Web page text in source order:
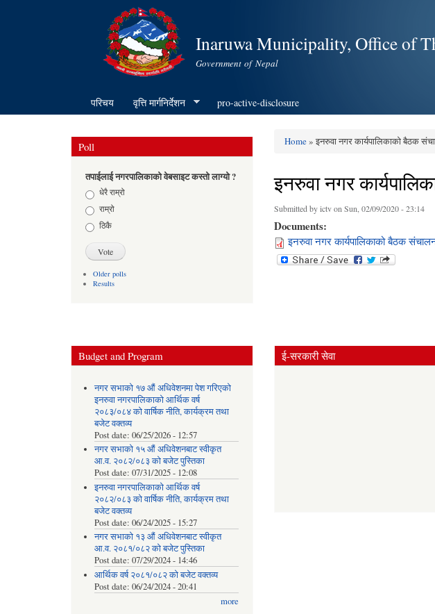
Inaruwa Municipality, Office of
Government of Nepal
परिचय वृत्ति मार्गनिर्देशन pro-active-disclosure
Poll
तपाईलाई नगरपालिकाको वेबसाइट कस्तो लाग्यो ?
Choicesधेरै राम्रो
राम्रो
ठिकै
Older polls
Results
Home» इनरुवा नगर कार्यपालिकाको बैठक
इनरुवा नगर
Submitted byictvon Sun, 02/09/2020 - 23:14
Documents:
इनरुवा नगर कार्यपालिकाको बैठक
Budget and Program
नगर सभाको १७ औं अधिवेशनमा पेश गरिएको
इनरुवा नगरपालिकाको आर्थिक वर्ष
२०८३/०८४ को वार्षिक नीति, कार्यक्रम तथा
बजेट वक्तव्य
Post date: 06/25/2026 - 12:57
नगर सभाको १५ औं अधिवेशनबाट स्वीकृत
आ.व. २०८२/०८३ को बजेट पुस्तिका
Post date: 07/31/2025 - 12:08
इनरुवा नगरपालिकाको आर्थिक वर्ष
२०८२/०८३ को वार्षिक नीति, कार्यक्रम तथा
बजेट वक्तव्य
Post date: 06/24/2025 - 15:27
नगर सभाको १३ औं अधिवेशनबाट स्वीकृत
आ.व. २०८१/०८२ को बजेट पुस्तिका
Post date: 07/29/2024 - 14:46
आर्थिक वर्ष २०८१/०८२ को बजेट वक्तव्य
Post date: 06/24/2024 - 20:41
more
ई-सरकारी सेवा